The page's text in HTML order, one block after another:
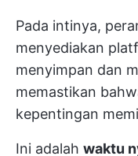
Pada intinya,
menyediakan
menyimpan dan
memastikan
kepentingan
Ini adalah waktu